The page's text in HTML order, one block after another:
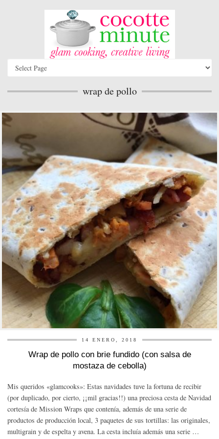
wrap de pollo
14 ENERO, 2018
Wrap de pollo con brie fundido (con salsa de
mostaza de cebolla)
Mis queridos «glamcooks»: Estas navidades tuve la fortuna de recibir
(por duplicado, por cierto, ¡¡mil gracias!!) una preciosa cesta de Navidad
cortesía de Mission Wraps que contenía, además de una serie de
productos de producción local, 3 paquetes de sus tortillas: las originales,
multigrain y de espelta y avena. La cesta incluía además una serie …